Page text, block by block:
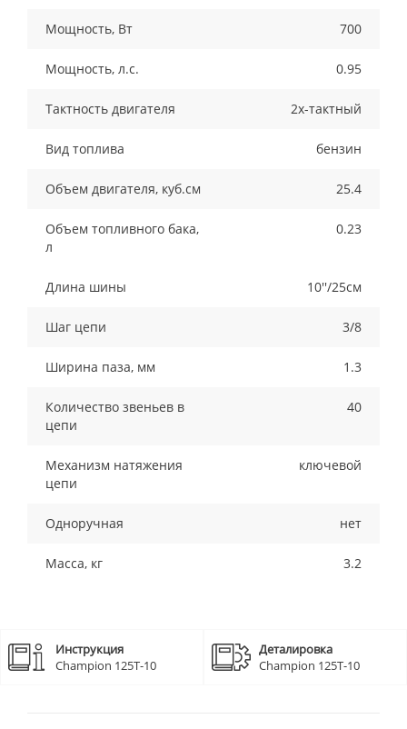
Мощность, Вт 700
Мощность, л.с. 0.95
Тактность двигателя 2х-тактный
Вид топлива бензин
Объем двигателя, куб.см 25.4
Объем топливного бака,
л
0.23
Длина шины 10''/25см
Шаг цепи 3/8
Ширина паза, мм 1.3
Количество звеньев в
цепи
40
Механизм натяжения
цепи
ключевой
Одноручная нет
Масса, кг 3.2
Инструкция
Champion 125T-10
Деталировка
Champion 125T-10